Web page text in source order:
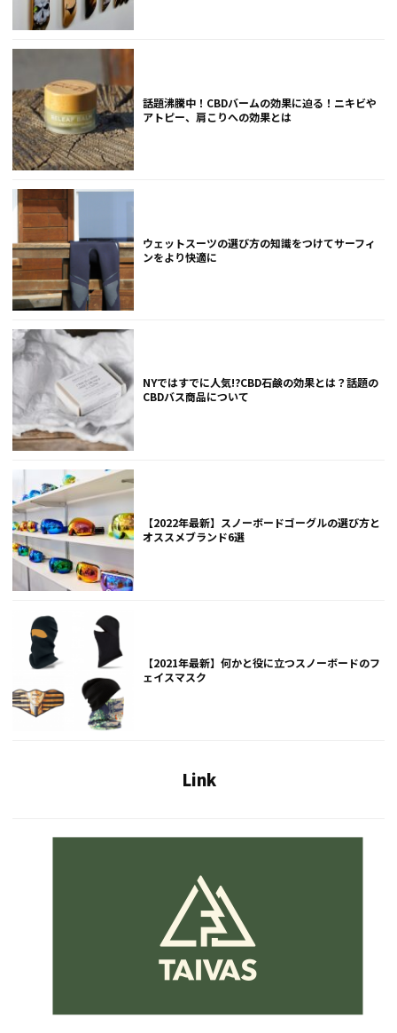
話題沸騰中！CBDバームの効果に迫る！ニキビや
アトピー、肩こりへの効果とは
ウェットスーツの選び方の知識をつけてサーフィ
ンをより快適に
NYではすでに人気!?CBD石鹸の効果とは？話題の
CBDバス商品について
【2022年最新】スノーボードゴーグルの選び方と
オススメブランド6選
【2021年最新】何かと役に立つスノーボードのフ
ェイスマスク
Link